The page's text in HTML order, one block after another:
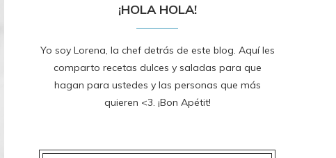
¡HOLA HOLA!
Yo soy Lorena, la chef detrás de este blog. Aquí les
comparto recetas dulces y saladas para que
hagan para ustedes y las personas que más
quieren <3. ¡Bon Apétit!